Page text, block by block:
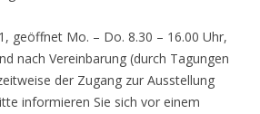
geöffnet Mo. – Do. 8.30 – 16.00 Uhr,
nach Vereinbarung (durch Tagungen
der Zugang zur Ausstellung
informieren Sie sich vor einem